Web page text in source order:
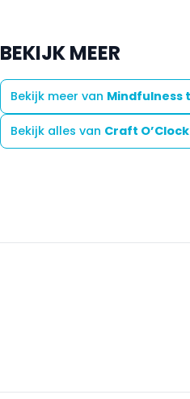
BEKIJK MEER
Bekijk meer van Mindfulness
Bekijk alles van Craft O’Clock